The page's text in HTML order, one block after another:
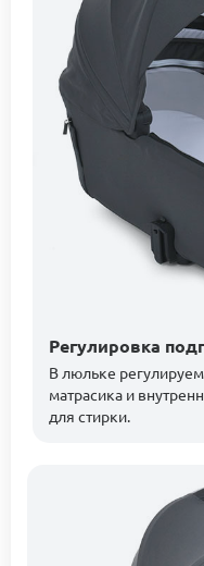
Регулировка
В люльке
матрасика и
для стирки.